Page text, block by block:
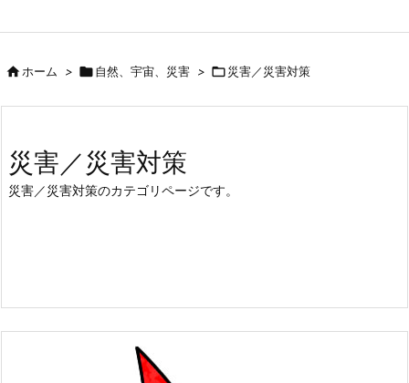
ホーム > 自然、宇宙、災害 > 災害／災害対策
災害／災害対策
災害／災害対策のカテゴリページです。